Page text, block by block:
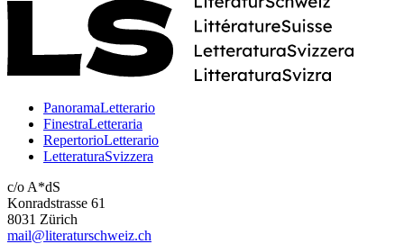
PanoramaLetterario
FinestraLetteraria
RepertorioLetterario
LetteraturaSvizzera
c/o A*dS
Konradstrasse 61
8031 Zürich
mail@literaturschweiz.ch